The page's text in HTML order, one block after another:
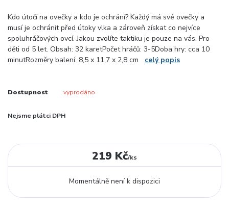
Kdo útočí na ovečky a kdo je ochrání? Každý má své ovečky a
musí je ochránit před útoky vlka a zároveň získat co nejvíce
spoluhráčových ovcí. Jakou zvolíte taktiku je pouze na vás. Pro
děti od 5 let. Obsah: 32 karetPočet hráčů: 3-5Doba hry: cca 10
minutRozměry balení: 8,5 x 11,7 x 2,8 cm celý popis
Dostupnost vyprodáno
Nejsme plátci DPH
219 Kč/ks
Momentálně není k dispozici